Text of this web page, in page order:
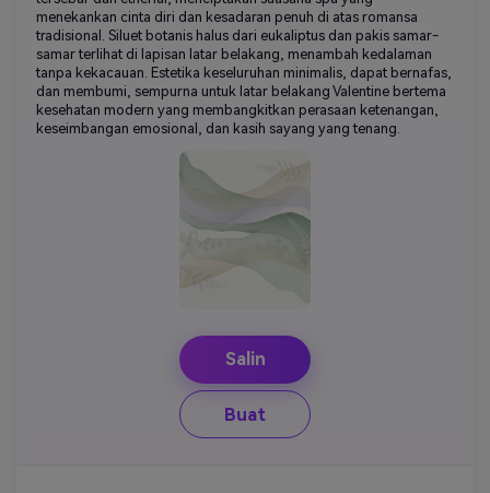
menekankan cinta diri dan kesadaran penuh di atas romansa
tradisional. Siluet botanis halus dari eukaliptus dan pakis samar-
samar terlihat di lapisan latar belakang, menambah kedalaman
tanpa kekacauan. Estetika keseluruhan minimalis, dapat bernafas,
dan membumi, sempurna untuk latar belakang Valentine bertema
kesehatan modern yang membangkitkan perasaan ketenangan,
keseimbangan emosional, dan kasih sayang yang tenang.
Salin
Buat